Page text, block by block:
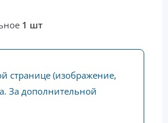
1 шт
странице (изображение,
За дополнительной